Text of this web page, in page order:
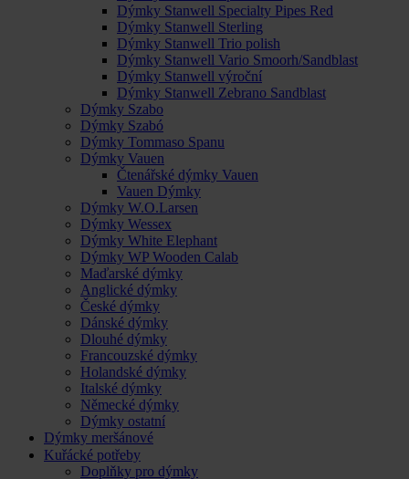
Dýmky Stanwell Specialty Pipes Red
Dýmky Stanwell Sterling
Dýmky Stanwell Trio polish
Dýmky Stanwell Vario Smoorh/Sandblast
Dýmky Stanwell výroční
Dýmky Stanwell Zebrano Sandblast
Dýmky Szabo
Dýmky Szabó
Dýmky Tommaso Spanu
Dýmky Vauen
Čtenářské dýmky Vauen
Vauen Dýmky
Dýmky W.O.Larsen
Dýmky Wessex
Dýmky White Elephant
Dýmky WP Wooden Calab
Maďarské dýmky
Anglické dýmky
České dýmky
Dánské dýmky
Dlouhé dýmky
Francouzské dýmky
Holandské dýmky
Italské dýmky
Německé dýmky
Dýmky ostatní
Dýmky meršánové
Kuřácké potřeby
Doplňky pro dýmky